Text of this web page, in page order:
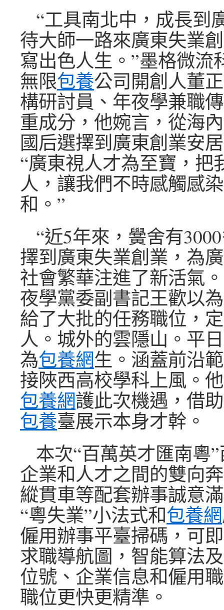
“工具南北中，成長到
待大師一路來廣東失業
寫出色人生。”墨格微流
無限包養公司開創人董
構研討員、年夜學兼職
重成分，他婉言，從海
國后選擇到廣東創業安
“廣東視人才為至寶，把
人，讓我們不時感觸感
和。”
“近5年來，黌舍有
擇到廣東失業創業，為
社會繁華注進了新活氣
夜學黨委副書記王歡以
給了大批的任務職位，
人。城外的雲隱山。平
為包養網生。涵蓋前沿
接陜西高校學科上風。
包養網護此次機遇，借
包養臺展示本身才幹。
本次“百萬英才匯南粵
企業和人才之間的雙向
縱貫車等配套辦事誠意
“粵失業”小法式和包養網
僱用辦事平臺掃碼，可
求職導航圖，智能算法
位號、企業信息和僱用
職位更快更精準。